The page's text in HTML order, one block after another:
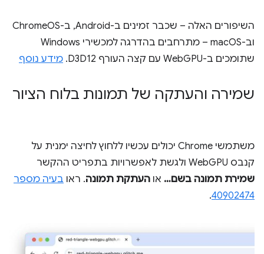
השיפורים האלה – שכבר זמינים ב-Android, ב-ChromeOS
וב-macOS – מתרחבים בהדרגה למכשירי Windows
שתומכים ב-WebGPU עם קצה העורף D3D12.
מידע נוסף
שמירה והעתקה של תמונות בלוח הציור
משתמשי Chrome יכולים עכשיו ללחוץ לחיצה ימנית על
קנבס WebGPU ולגשת לאפשרויות בתפריט ההקשר
שמירת תמונה בשם… או העתקת תמונה. ראו בעיה מספר
40902474
.